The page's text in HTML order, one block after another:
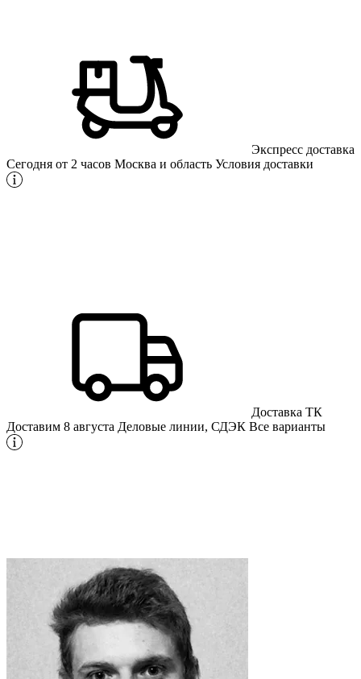
Экспресс доставка
Сегодня от 2 часов Москва и область Условия доставки
Доставка ТК
Доставим 8 августа Деловые линии, СДЭК Все варианты